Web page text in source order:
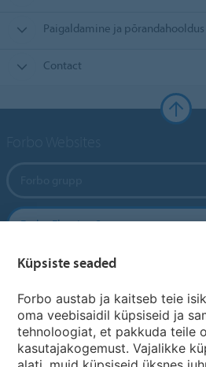
Paigaldamine ja põrandahooldus
Contact
Forbo Flooring Systems
Forbo Movement Systems
Riikide saidid
Küpsiste seaded
Forbo austab ja kaitseb teie
oma veebisaidil küpsiseid ja
tehnoloogiat, et pakkuda teile
kasutajakogemust. Vajalikke